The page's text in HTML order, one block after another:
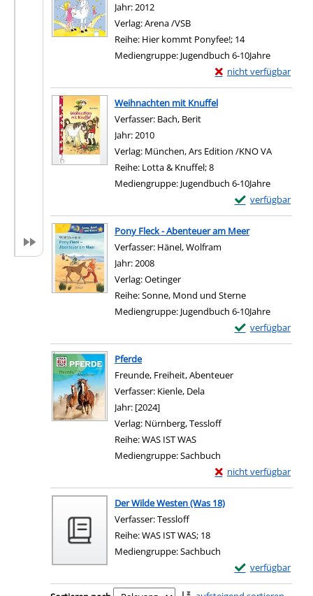
Jahr:2012
Verlag:Arena /VSB
Reihe: Hier kommt Ponyfee!; 14
Mediengruppe: Jugendbuch 6-10Jahre
nicht verfügbar
Exemplar-Details von
Weihnachten mit Knuffel
Verfasser: Bach, Berit
Jahr:2010
Verlag: München, Ars Edition /KNO VA
Reihe: Lotta & Knuffel; 8
Mediengruppe: Jugendbuch 6-10Jahre
verfügbar
Exemplar-
Pony Fleck - Abenteuer am Meer
Verfasser: Hänel, Wolfram
Jahr:2008
Verlag:Oetinger
Reihe:Sonne, Mond und Sterne
Mediengruppe: Jugendbuch 6-10Jahre
verfügbar
Exemplar-Details
Pferde
Freunde, Freiheit, Abenteuer
Verfasser: Kienle, Dela
Jahr: [2024]
Verlag: Nürnberg, Tessloff
Reihe:WAS IST WAS
Mediengruppe:Sachbuch
nicht verfügbar
Exemplar-Details von
Der Wilde Westen (Was 18)
Verfasser:TessloffSuche nach diesem Verfasser
Reihe:WAS IST WAS; 18
Mediengruppe:Sachbuch
verfügbar
Exemplar-Details
Zu den Suchfiltern springen